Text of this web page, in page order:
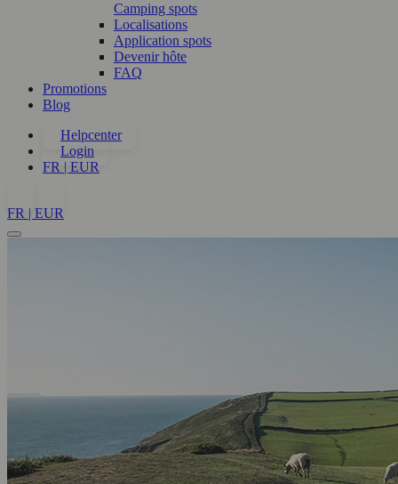
Camping spots
Localisations
Application spots
Devenir hôte
FAQ
Promotions
Blog
Helpcenter
Login
FR | EUR
FR | EUR